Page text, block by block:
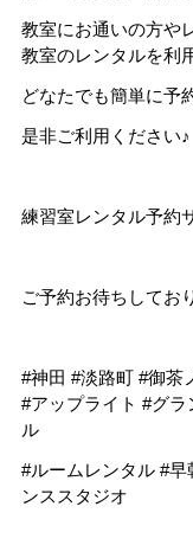
教室にお通いの方や
教室のレンタルを利
どなたでも簡単に予
是非ご利用ください♪
練習室レンタル予約
ご予約お待ちしてお
#神田 #淡路町 #御茶
#アップライト #グ
ル
#ルームレンタル #
ンススタジオ